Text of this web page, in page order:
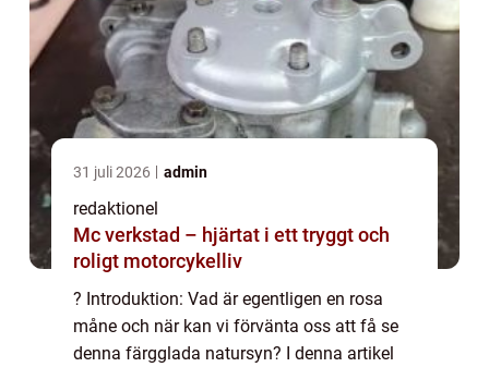
31 juli 2026 admin
redaktionel
Mc verkstad – hjärtat i ett tryggt och
roligt motorcykelliv
? Introduktion: Vad är egentligen en rosa
måne och när kan vi förvänta oss att få se
denna färgglada natursyn? I denna artikel